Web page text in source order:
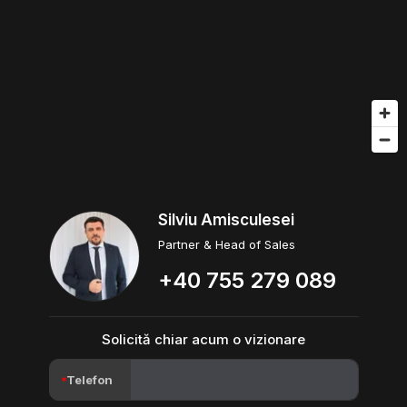
Silviu Amisculesei
Partner & Head of Sales
+40 755 279 089
Solicită chiar acum o vizionare
Telefon